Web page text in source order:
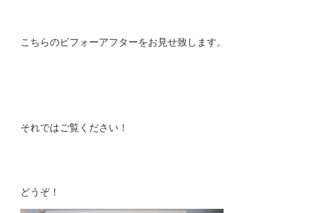
こちらのビフォーアフターをお見せ致します。
それではご覧ください！
どうぞ！